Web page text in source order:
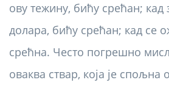
ову тежину, бићу срећан;
долара, бићу срећан; кад се
срећна. Често погрешно
оваква ствар, која је спољна